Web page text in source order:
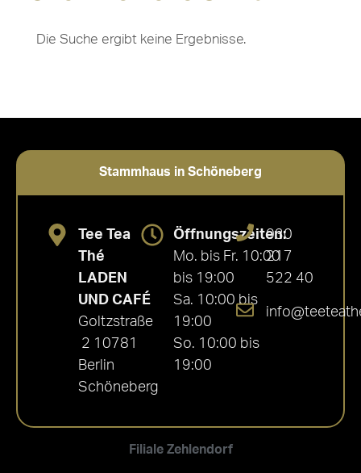
Die Suche ergibt keine Ergebnisse.
Stammhaus in Schöneberg
Filiale Zehlendorf
Tee Tea
Thé
LADEN
UND CAFÉ
Goltzstraße
2 10781
Berlin
Schöneberg
Öffnungszeiten:
Mo. bis Fr. 10:00
bis 19:00
Sa. 10:00 bis
19:00
So. 10:00 bis
19:00
030
217
522 40